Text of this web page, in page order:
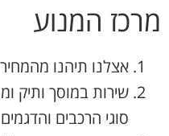
מרכז המנוע
אצלנו תיהנו
שירות במוסך ותיק
סוגי הרכבים והדגמים